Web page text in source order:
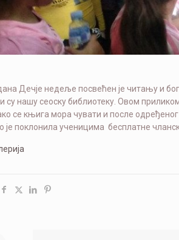
Дечје недеље посвећен је читању и
су нашу сеоску библиотеку. Овом
се књига мора чувати и после
је поклонила ученицима бесплатне